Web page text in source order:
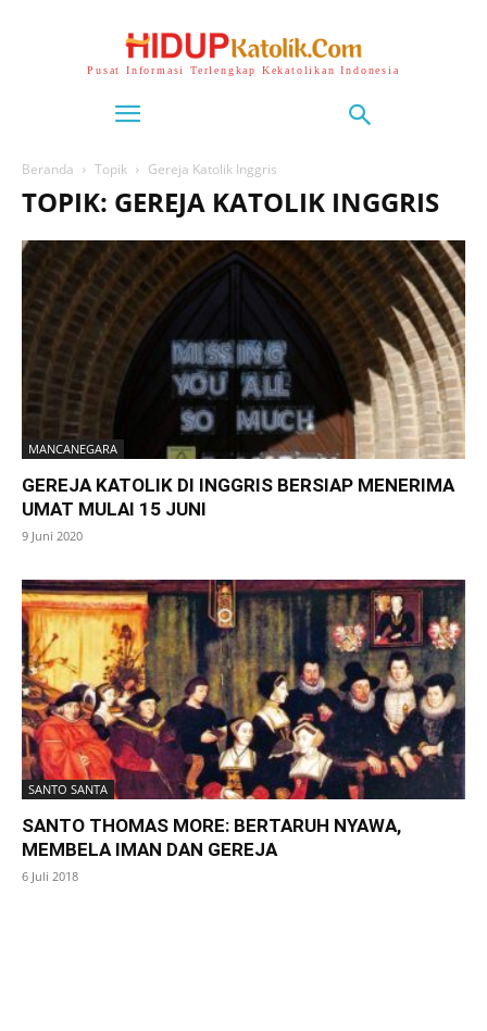
Pusat Informasi Terlengkap Kekatolikan Indonesia
Beranda Topik Gereja Katolik Inggris
TOPIK: GEREJA KATOLIK INGGRIS
MANCANEGARA
GEREJA KATOLIK DI INGGRIS BERSIAP MENERIMA
UMAT MULAI 15 JUNI
9 Juni 2020
SANTO SANTA
SANTO THOMAS MORE: BERTARUH NYAWA,
MEMBELA IMAN DAN GEREJA
6 Juli 2018